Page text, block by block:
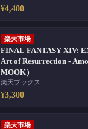
¥4,400
楽天市場
FINAL FANTASY XIV:
Art of Resurrection -
MOOK）
楽天ブックス
¥3,300
楽天市場